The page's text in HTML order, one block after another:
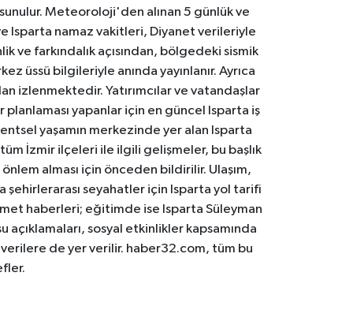
Meteoroloji'den alınan 5 günlük ve
Isparta namaz vakitleri, Diyanet verileriyle
ve farkındalık açısından, bölgedeki sismik
üssü bilgileriyle anında yayınlanır. Ayrıca
izlenmektedir. Yatırımcılar ve vatandaşlar
planlaması yapanlar için en güncel Isparta iş
yaşamın merkezinde yer alan Isparta
tüm İzmir ilçeleri ile ilgili gelişmeler, bu başlık
alması için önceden bildirilir. Ulaşım,
şehirlerarası seyahatler için Isparta yol tarifi
haberleri; eğitimde ise Isparta Süleyman
sosyal etkinlikler kapsamında
de yer verilir. haber32.com, tüm bu